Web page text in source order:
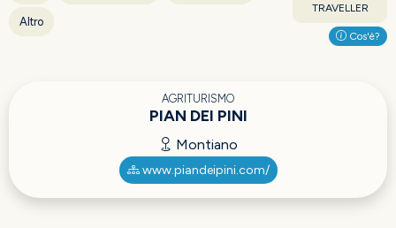
Altro
TRAVELLER
Cos'è?
AGRITURISMO
PIAN DEI PINI
Montiano
www.piandeipini.com/